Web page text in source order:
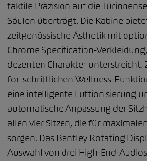
taktile Präzision auf die
Säulen überträgt. Die Kabine
zeitgenössische Ästhetik mit
Chrome Specification-
dezenten Charakter unterstreicht.
fortschrittlichen Wellness-
eine intelligente Luftionisierung
automatische Anpassung der
allen vier Sitzen, die für
sorgen. Das Bentley Rotating
Auswahl von drei High-End-